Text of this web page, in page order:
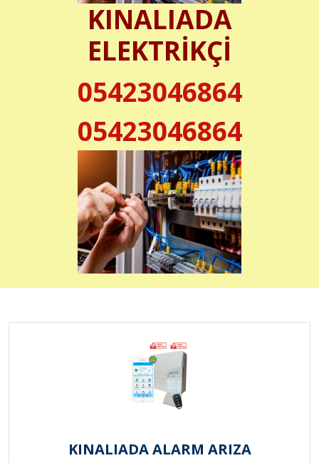
KINALIADA
ELEKTRİKÇİ
05423046864
05423046864
KINALIADA ALARM ARIZA